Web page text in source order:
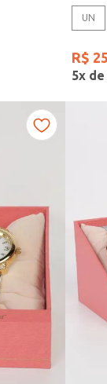
UN
R$
5x de